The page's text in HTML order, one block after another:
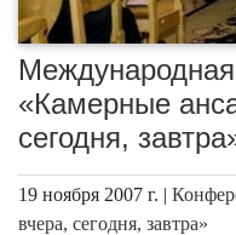
«Камерные
сегодня,
19 ноября 2007 г. |
вчера, сегодня, завтра»